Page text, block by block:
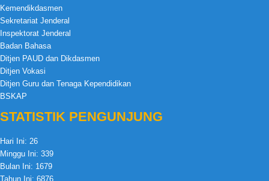
Kemendikdasmen
Sekretariat Jenderal
Inspektorat Jenderal
Badan Bahasa
Ditjen PAUD dan Dikdasmen
Ditjen Vokasi
Ditjen Guru dan Tenaga Kependidikan
BSKAP
STATISTIK PENGUNJUNG
Hari Ini: 26
Minggu Ini: 339
Bulan Ini: 1679
Tahun Ini: 6876